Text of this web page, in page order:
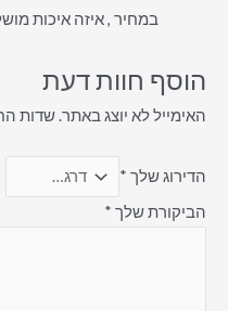
במחיר , איזה איכות
הוסף חוות דעת
האימייל לא יוצג באתר.שדות
הדירוג שלך *
הביקורת שלך *